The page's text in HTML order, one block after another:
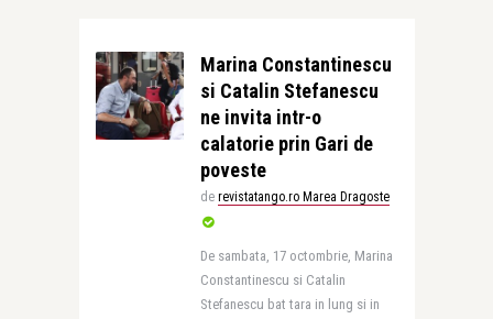
Marina Constantinescu
si Catalin Stefanescu
ne invita intr-o
calatorie prin Gari de
poveste
de revistatango.ro Marea Dragoste
De sambata, 17 octombrie, Marina
Constantinescu si Catalin
Stefanescu bat tara in lung si in